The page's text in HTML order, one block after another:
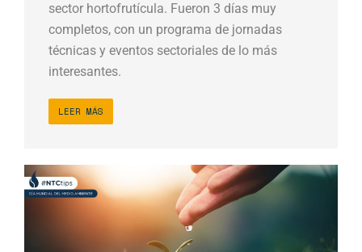
sector hortofrutícula. Fueron 3 días muy
completos, con un programa de jornadas
técnicas y eventos sectoriales de lo más
interesantes.
LEER MÁS